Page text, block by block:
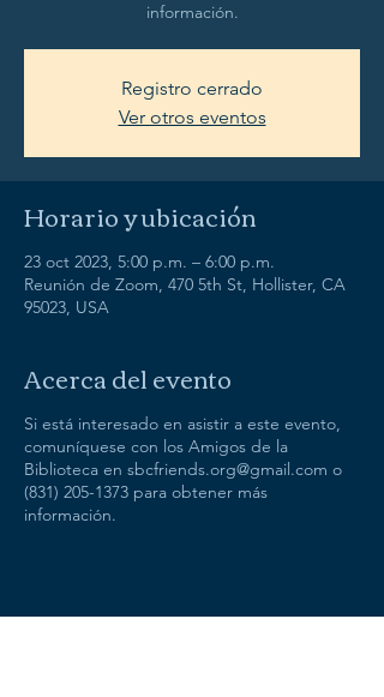
información.
Registro cerrado
Ver otros eventos
Horario y ubicación
23 oct 2023, 5:00 p.m. – 6:00 p.m.
Reunión de Zoom, 470 5th St, Hollister, CA
95023, USA
Acerca del evento
Si está interesado en asistir a este evento,
comuníquese con los Amigos de la
Biblioteca en sbcfriends.org@gmail.com o
(831) 205-1373 para obtener más
información.